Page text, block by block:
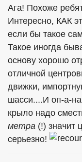
Ага! Похоже
Интересно, КАК
если бы такое
Такое иногда
основу хорошо
отличной
движки,
шасси....И оп-а-
крыло надо
метра (!) значит
серьезно!